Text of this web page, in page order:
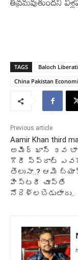
TAGS Baloch
China Pakistan
Previous article
Aamir Khan third
అమీర్ ఖాన్ ౩వ
గౌరీ స్ప్రాట్
తెలుసా..? ఆమె
హిస్టరీ చూస్తే
నోరెళ్లబెడుతారు..